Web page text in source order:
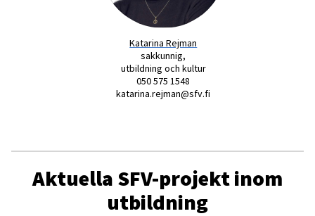
Katarina Rejman
sakkunnig,
utbildning och kultur
050 575 1548
katarina.rejman@sfv.fi
Aktuella SFV-projekt inom
utbildning